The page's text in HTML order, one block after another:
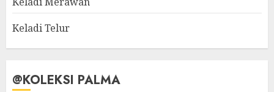
Keladi Telur
@KOLEKSI PALMA